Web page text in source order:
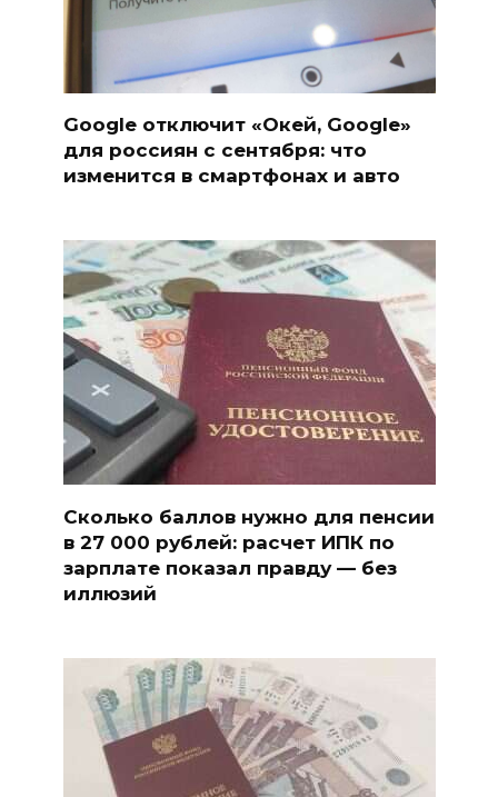
Google отключит «Окей, Google»
для россиян с сентября: что
изменится в смартфонах и авто
Сколько баллов нужно для пенсии
в 27 000 рублей: расчет ИПК по
зарплате показал правду — без
иллюзий